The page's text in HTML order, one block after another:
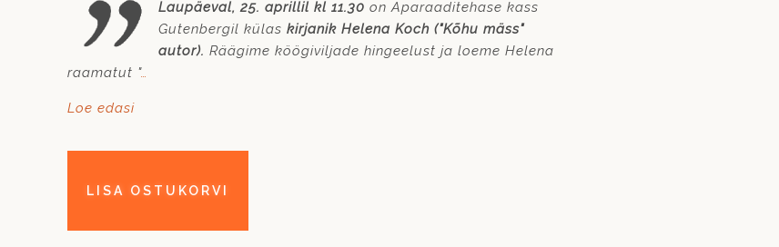
Laupäeval, 25. aprillil kl 11.30 on Aparaaditehase kass
Gutenbergil külas kirjanik Helena Koch ("Kõhu mäss"
autor). Räägime köögiviljade hingeelust ja loeme Helena
raamatut "…
Loe edasi